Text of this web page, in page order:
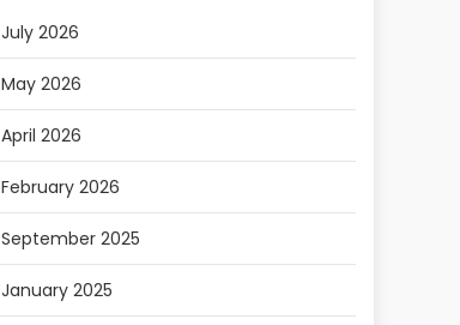
July 2026
May 2026
April 2026
February 2026
September 2025
January 2025